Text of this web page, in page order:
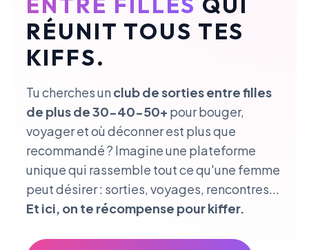
RÉUNIT TOUS TES
KIFFS.
Tu cherches unclub de sorties entre filles
de plus de 30-40-50+ pour bouger,
voyager et où déconner est plus que
recommandé ? Imagine une plateforme
unique qui rassemble tout ce qu'une femme
peut désirer : sorties, voyages, rencontres...
Et ici, on te récompense pour kiffer.